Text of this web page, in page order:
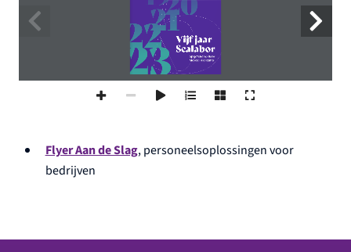
Flyer Aan de Slag, personeelsoplossingen voor
bedrijven